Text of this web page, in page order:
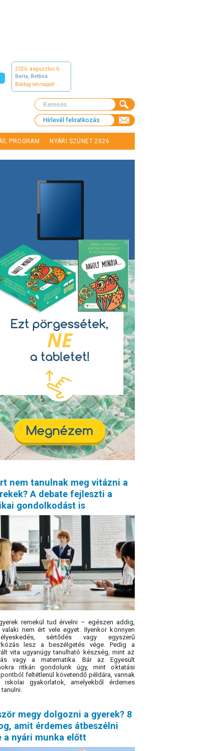
2026. augusztus 6.
Berta, Bettina
Boldog névnapot!
Hírlevél feliratkozás
PROGRAM NYÁRI SZÜNET 2026
nem tanulnak meg vitázni a
A debate fejleszti a
gondolkodást is
remekül tud érvelni – egészen addig,
valaki nem ért vele egyet. Ilyenkor könnyen
sértődés vagy egyszerű
lesz a beszélgetés vége. Pedig a
vita ugyanúgy tanulható készség, mint az
vagy a matematika. Bár az Egyesült
ritkán gondolunk úgy, mint oktatási
feltétlenül követendő példára, vannak
iskolai gyakorlatok, amelyekből érdemes
tanulni.
megy dolgozni a gyerek? 8
amit érdemes átbeszélni
a nyári munka előtt